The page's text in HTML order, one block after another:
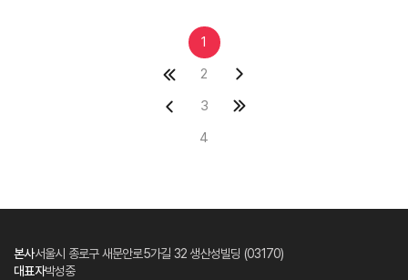
1
2
3
4
본사서울시 종로구 새문안로5가길 32 생산성빌딩 (03170)
대표자박성중